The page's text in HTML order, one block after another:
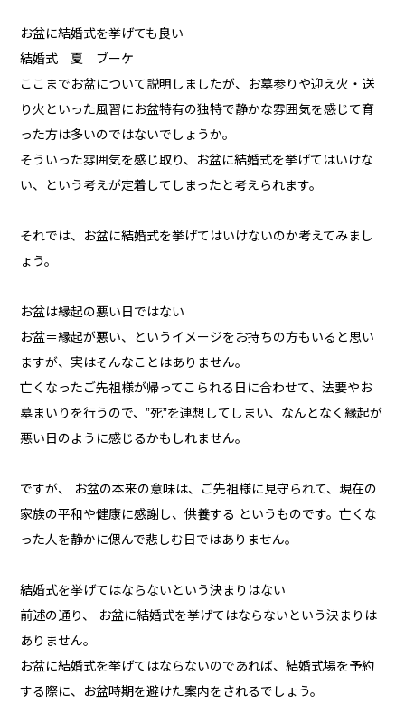
お盆に結婚式を挙げても良い
結婚式 夏 ブーケ
ここまでお盆について説明しましたが、お墓参りや迎え火・送
り火といった風習にお盆特有の独特で静かな雰囲気を感じて育
った方は多いのではないでしょうか。
そういった雰囲気を感じ取り、お盆に結婚式を挙げてはいけな
い、という考えが定着してしまったと考えられます。
それでは、お盆に結婚式を挙げてはいけないのか考えてみまし
ょう。
お盆は縁起の悪い日ではない
お盆＝縁起が悪い、というイメージをお持ちの方もいると思い
ますが、実はそんなことはありません。
亡くなったご先祖様が帰ってこられる日に合わせて、法要やお
墓まいりを行うので、”死”を連想してしまい、なんとなく縁起が
悪い日のように感じるかもしれません。
ですが、 お盆の本来の意味は、ご先祖様に見守られて、現在の
家族の平和や健康に感謝し、供養する というものです。亡くな
った人を静かに偲んで悲しむ日ではありません。
結婚式を挙げてはならないという決まりはない
前述の通り、 お盆に結婚式を挙げてはならないという決まりは
ありません。
お盆に結婚式を挙げてはならないのであれば、結婚式場を予約
する際に、お盆時期を避けた案内をされるでしょう。